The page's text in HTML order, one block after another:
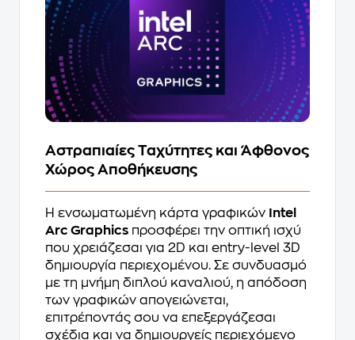
Αστραπιαίες Ταχύτητες και Άφθονος
Χώρος Αποθήκευσης
Η ενσωματωμένη κάρτα γραφικών
Intel
Arc Graphics προσφέρει την οπτική ισχύ
που χρειάζεσαι για 2D και entry-level 3D
δημιουργία περιεχομένου. Σε συνδυασμό
με τη μνήμη διπλού καναλιού, η απόδοση
των γραφικών απογειώνεται,
επιτρέποντάς σου να επεξεργάζεσαι
σχέδια και να δημιουργείς περιεχόμενο